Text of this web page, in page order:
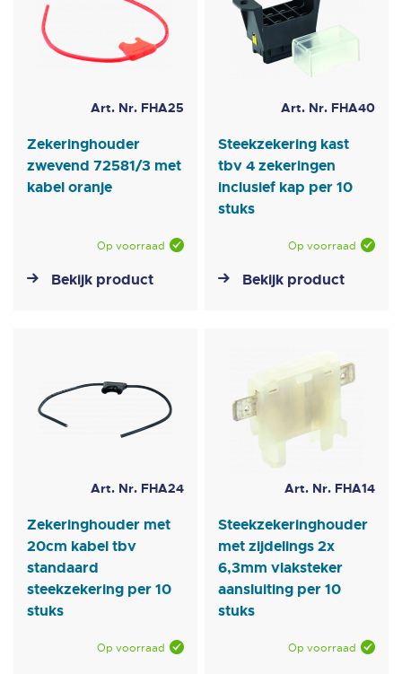
Art. Nr. FHA25
Zekeringhouder
zwevend 72581/3 met
kabel oranje
Op voorraad
Bekijk product
Art. Nr. FHA40
Steekzekering kast
tbv 4 zekeringen
inclusief kap per 10
stuks
Op voorraad
Bekijk product
Art. Nr. FHA24
Zekeringhouder met
20cm kabel tbv
standaard
steekzekering per 10
stuks
Op voorraad
Art. Nr. FHA14
Steekzekeringhouder
met zijdelings 2x
6,3mm vlaksteker
aansluiting per 10
stuks
Op voorraad